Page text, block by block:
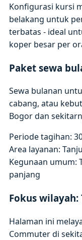
Konfigurasi kursi
belakang untuk
terbatas - ideal
koper besar per
Paket sewa
Sewa bulanan
cabang, atau
Bogor dan
Periode tagihan:
Area layanan:
Kegunaan umum:
panjang
Fokus wilayah:
Halaman ini
Commuter di